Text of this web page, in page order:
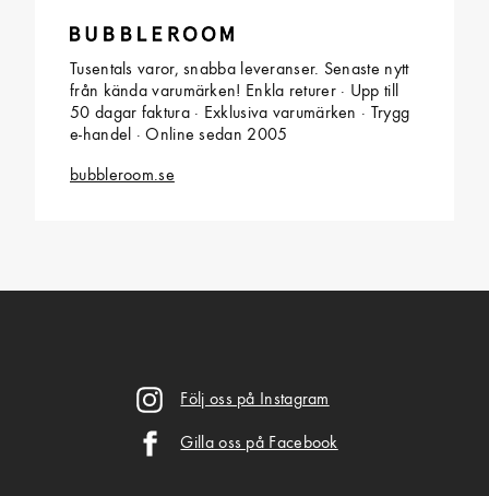
Tusentals varor, snabba leveranser. Senaste nytt
från kända varumärken! Enkla returer · Upp till
50 dagar faktura · Exklusiva varumärken · Trygg
e-handel · Online sedan 2005
bubbleroom.se
Följ oss på Instagram
Gilla oss på Facebook